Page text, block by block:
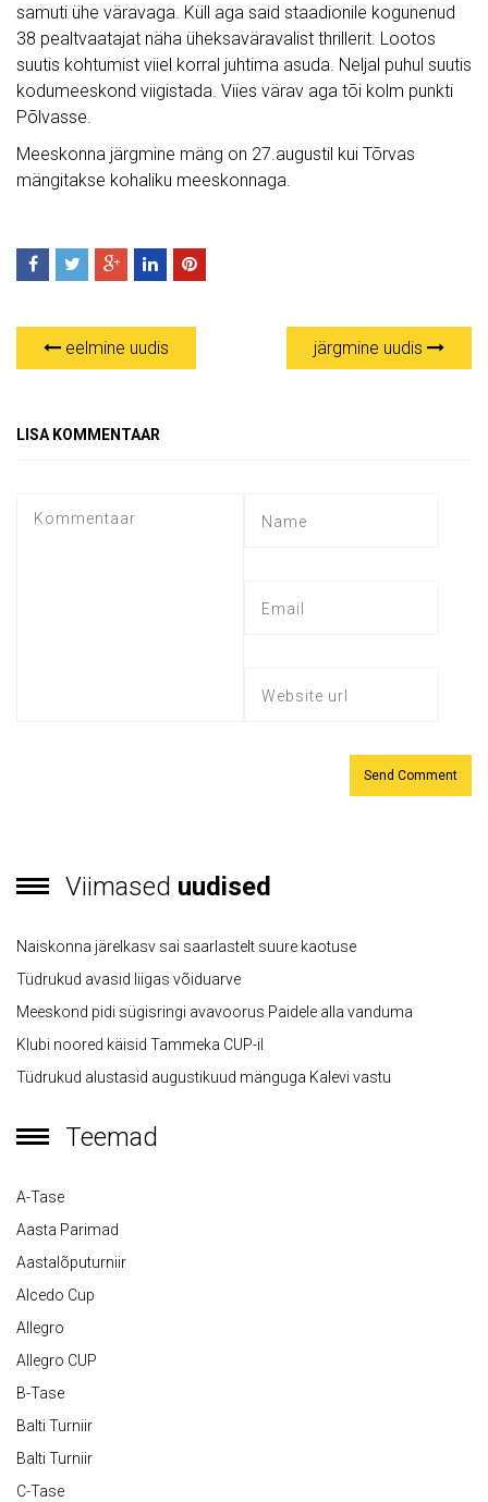
samuti ühe väravaga. Küll aga said staadionile kogunenud
38 pealtvaatajat näha üheksaväravalist thrillerit. Lootos
suutis kohtumist viiel korral juhtima asuda. Neljal puhul suutis
kodumeeskond viigistada. Viies värav aga tõi kolm punkti
Põlvasse.
Meeskonna järgmine mäng on 27.augustil kui Tõrvas
mängitakse kohaliku meeskonnaga.
eelmine uudis järgmine uudis
LISA KOMMENTAAR
Viimased uudised
Naiskonna järelkasv sai saarlastelt suure kaotuse
Tüdrukud avasid liigas võiduarve
Meeskond pidi sügisringi avavoorus Paidele alla vanduma
Klubi noored käisid Tammeka CUP-il
Tüdrukud alustasid augustikuud mänguga Kalevi vastu
Teemad
A-Tase
Aasta Parimad
Aastalõputurniir
Alcedo Cup
Allegro
Allegro CUP
B-Tase
Balti Turniir
Balti Turniir
C-Tase